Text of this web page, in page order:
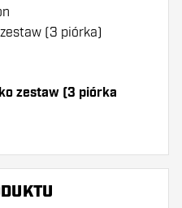
(3 piórka)
zestaw (3 piórka
dużo piórek i